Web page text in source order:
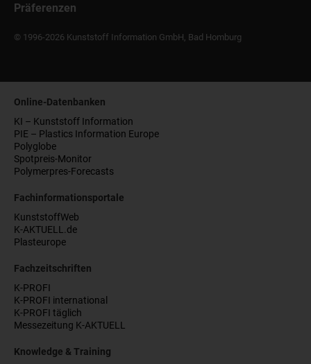
Präferenzen
© 1996-2026 Kunststoff Information GmbH, Bad Homburg
Online-Datenbanken
KI – Kunststoff Information
PIE – Plastics Information Europe
Polyglobe
Spotpreis-Monitor
Polymerpres-Forecasts
Fachinformationsportale
KunststoffWeb
K-AKTUELL.de
Plasteurope
Fachzeitschriften
K-PROFI
K-PROFI international
K-PROFI täglich
Messezeitung K-AKTUELL
Knowledge & Training